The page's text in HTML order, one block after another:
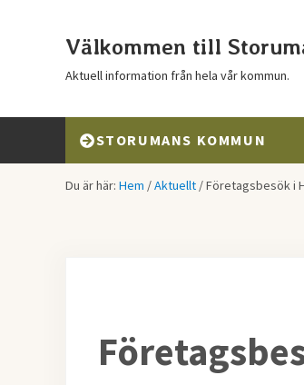
Välkommen till
Aktuell information från hela vår kommun.
STORUMANS KOMMUN
Du är här: Hem /Aktuellt /Företagsbesök i